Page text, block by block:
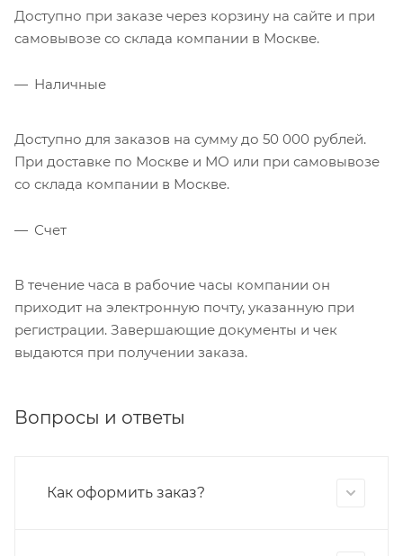
Доступно при заказе через корзину на сайте и при
самовывозе со склада компании в Москве.
Наличные
Доступно для заказов на сумму до 50 000 рублей.
При доставке по Москве и МО или при самовывозе
со склада компании в Москве.
Счет
В течение часа в рабочие часы компании он
приходит на электронную почту, указанную при
регистрации. Завершающие документы и чек
выдаются при получении заказа.
Вопросы и ответы
Как оформить заказ?